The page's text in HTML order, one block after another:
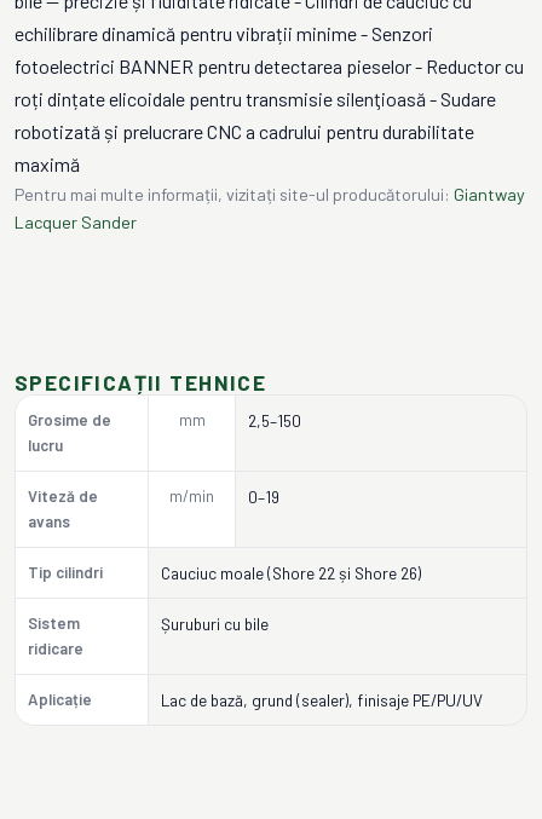
echilibrare dinamică pentru vibrații minime - Senzori
fotoelectrici BANNER pentru detectarea pieselor - Reductor cu
roți dințate elicoidale pentru transmisie silenţioasă - Sudare
robotizată și prelucrare CNC a cadrului pentru durabilitate
maximă
Pentru mai multe informații, vizitați site-ul producătorului: Giantway
Lacquer Sander
SPECIFICAȚII TEHNICE
Grosime de
lucru
mm 2,5–150
Viteză de
avans
m/min 0–19
Tip cilindri Cauciuc moale (Shore 22 și Shore 26)
Sistem
ridicare
Șuruburi cu bile
Aplicație Lac de bază, grund (sealer), finisaje PE/PU/UV